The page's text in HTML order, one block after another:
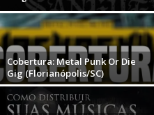
Cobertura: Metal Punk Or Die
Gig (Florianópolis/SC)